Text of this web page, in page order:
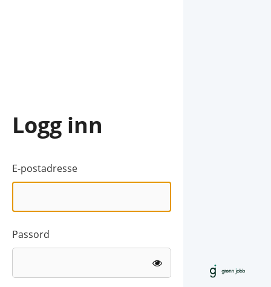
Logg inn
E-postadresse
Passord